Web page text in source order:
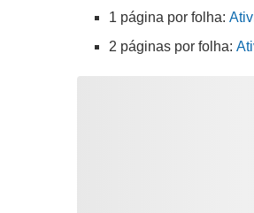
1 página por folha:
2 páginas por folha: